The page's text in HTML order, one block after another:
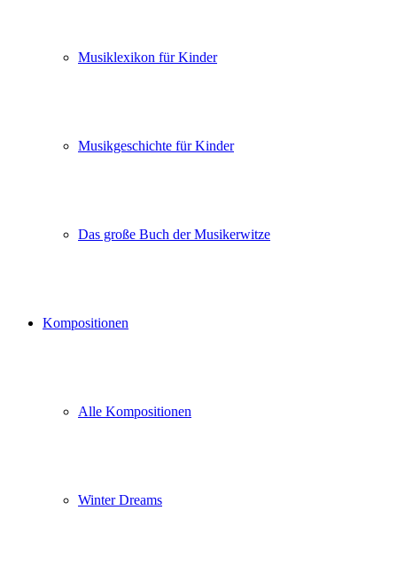
Musiklexikon für Kinder
Musikgeschichte für Kinder
Das große Buch der Musikerwitze
Kompositionen
Alle Kompositionen
Winter Dreams